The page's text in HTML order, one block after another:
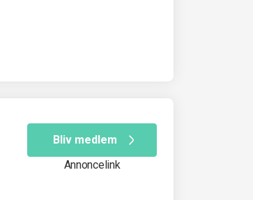
Bliv medlem
Annoncelink